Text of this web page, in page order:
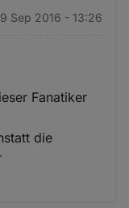
Sep 2016 - 13:26
Fanatiker
die